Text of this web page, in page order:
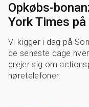
Opkøbs-
York Times på
Vi kigger i dag på
de seneste dage
drejer sig om
høretelefoner.